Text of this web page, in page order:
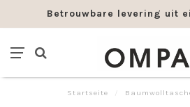
Betrouwbare levering uit
Startseite